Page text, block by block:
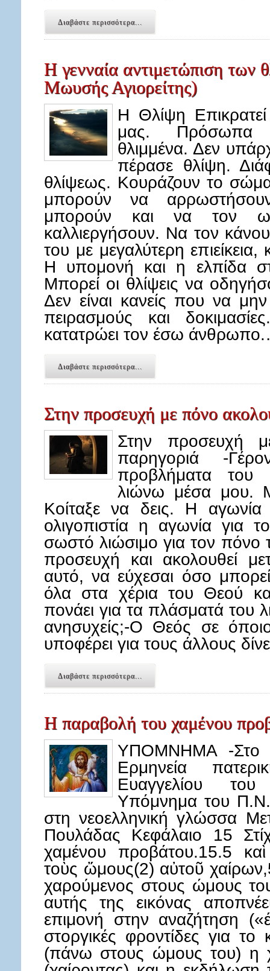
Διαβάστε περισσότερα...
Η γενναία αντιμετώπιση των
Μωυσής Αγιορείτης)
H Θλίψη
μας. Πρόσωπα
θλιμμένα. Δεν
πέρασε θλίψη.
θλίψεως. Κουράζουν το
μπορούν να
μπορούν και να τον
καλλιεργήσουν. Να τον
του με μεγαλύτερη
Η υπομονή και η ελπίδα
Μπορεί οι θλίψεις να
Δεν είναι κανείς που να
πειρασμούς και
κατατρώει τον έσω
Διαβάστε περισσότερα...
Στην προσευχή με πόνο
Στην προσευχή
παρηγοριά -
προβλήματα του
λιώνω μέσα μου.
Κοίταξε να δεις. Η αγωνία
ολιγοπιστία η αγωνία για
σωστό λιώσιμο για τον πόνο
προσευχή και ακολουθεί
αυτό, να εύχεσαι όσο
όλα στα χέρια του Θεού
πονάει για τα πλάσματά του
ανησυχείς;-Ο Θεός σε
υποφέρει για τους άλλους
Διαβάστε περισσότερα...
Η παραβολή του χαμένου
ΥΠΟΜΝΗΜΑ -Στο
Ερμηνεία
Ευαγγελίου του
Υπόμνημα του Π.Ν.
στη νεοελληνική γλώσσα
Πουλάδας Κεφάλαιο 15
χαμένου προβάτου.15.5 καὶ
τοὺς ὤμους(2) αὐτοῦ
χαρούμενος στους ώμους
αυτής της εικόνας
επιμονή στην αναζήτηση
στοργικές φροντίδες για
(πάνω στους ώμους του) η